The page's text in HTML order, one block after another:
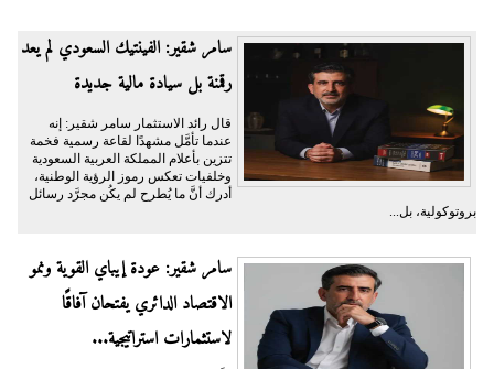
سامر شقير: الفينتيك السعودي لم يعد
رقمنة بل سيادة مالية جديدة
قال رائد الاستثمار سامر شقير: إنه
عندما تأمَّل مشهدًا لقاعة رسمية فخمة
تتزين بأعلام المملكة العربية السعودية
وخلفيات تعكس رموز الرؤية الوطنية،
أدرك أنَّ ما يُطرح لم يكُن مجرَّد رسائل
بروتوكولية، بل...
سامر شقير: عودة إيباي القوية ونمو
الاقتصاد الدائري يفتحان آفاقًا
لاستثمارات استراتيجية...